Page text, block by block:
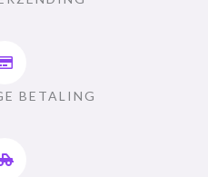
BETALING